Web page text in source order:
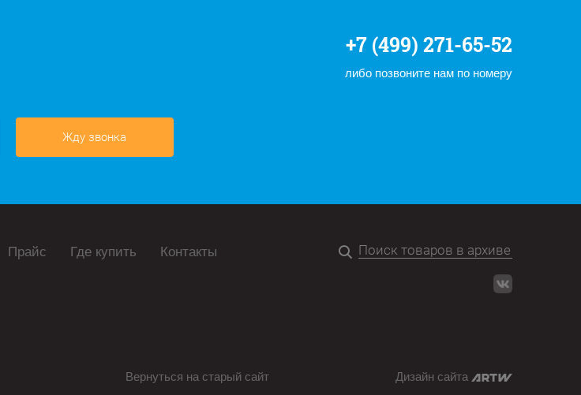
+7 (499) 271-65-52
либо позвоните нам по номеру
Жду звонка
Прайс Где купить Контакты
Вернуться на старый сайт Дизайн сайта